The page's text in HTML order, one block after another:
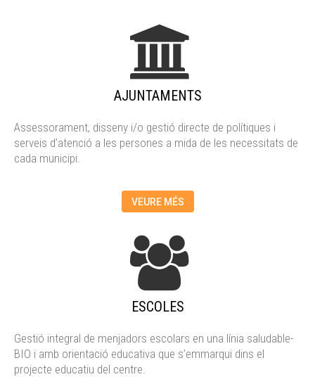
AJUNTAMENTS
Assessorament, disseny i/o gestió directe de polítiques i
serveis d’atenció a les persones a mida de les necessitats de
cada municipi.
VEURE MÉS
ESCOLES
Gestió integral de menjadors escolars en una línia saludable-
BIO i amb orientació educativa que s’emmarqui dins el
projecte educatiu del centre.